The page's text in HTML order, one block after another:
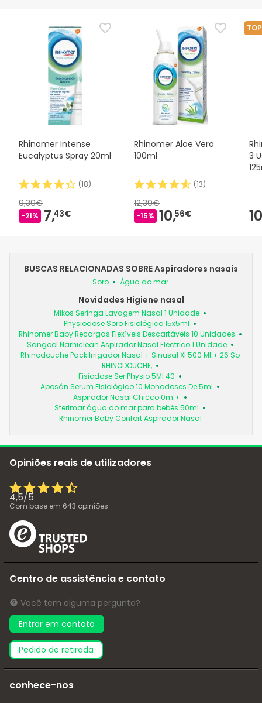
Rhinomer Intense
Eucalyptus Spray 20ml
(18)
9,39€
-21% 7,43€
Rhinomer Aloe Vera
100ml
(13)
12,39€
-15% 10,56€
3
BUSCAS RELACIONADAS SOBRE Aspiradores nasais
Soro Água do mar
Novidades Higiene nasal
Mikos Seringa Lavagem Nasal 1 Unidade
Physiodose Soro Fisiológico 15x5ml
Rhinomer Baby Recargas Flexíveis Descartáveis 10 Unidades
Sangool Narhiclean Aspirador Nasal Eléctrico 1 Unidade
Rhinodouche Pack Irrigador Nasal + Sinusal Xl 500 Ml + 26 So
RHINODOUCHE,
Fisiodose Ser Physio 5Ml 40
Aposán Serum Fisiológico 10 Monodoses De 5ml
Aspirador Nasal Chicco 0m +
Sterimar água do mar para bebés 50ml
Rhinomer Baby Confort Aspirador Nasal
Opiniões reais de utilizadores
4,5/5
Com base em 643 opiniões
Centro de assistência e contato
Você tem alguma pergunta?
Entrar em contato
pedido de retirada
conhece-nos